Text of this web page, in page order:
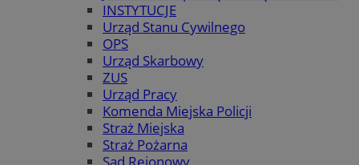
INSTYTUCJE
Urząd Stanu Cywilnego
OPS
Urząd Skarbowy
ZUS
Urząd Pracy
Komenda Miejska Policji
Straż Miejska
Straż Pożarna